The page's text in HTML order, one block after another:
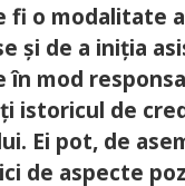
fi o modalitate
și de a iniția
mod
istoricul de
Ei pot, de
de aspecte